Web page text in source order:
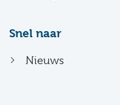
Snel naar
Nieuws